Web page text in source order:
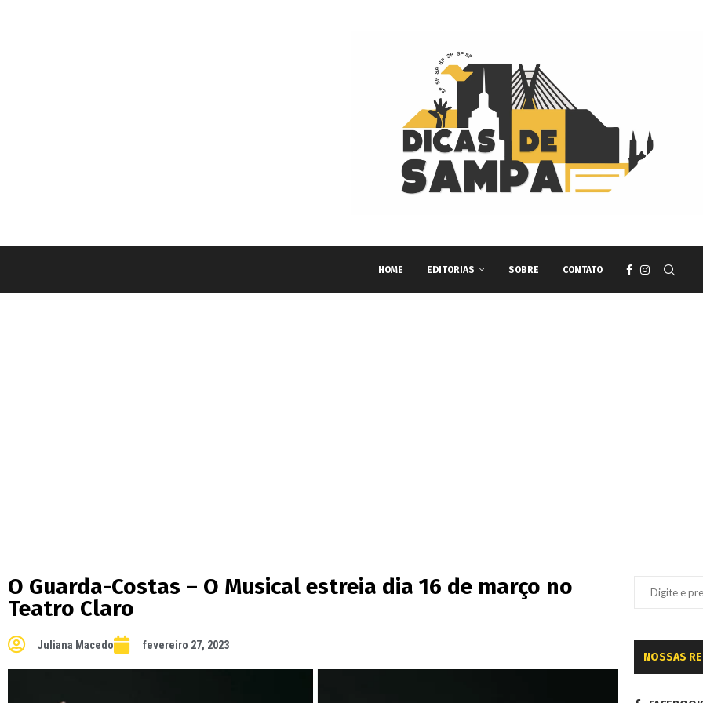
HOME EDITORIAS SOBRE CONTATO
O Guarda-Costas – O Musical estreia dia 16 de março no
Teatro Claro
Juliana Macedo fevereiro 27, 2023
NOSSAS